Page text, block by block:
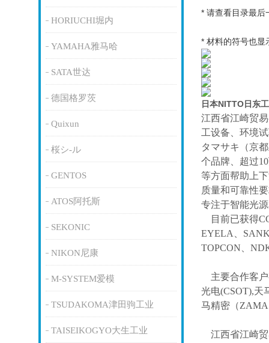
HORIUCHI堀内
YAMAHA雅马哈
SATA世达
德国格罗茨
Quixun
桜シ-ル
GENTOS
ATOS阿托斯
SEKONIC
NIKON尼康
M-SYSTEM爱模
TSUDAKOMA津田驹工业
TAISEIKOGYO大生工业
* 请查看目录最后
* 材料的符号也显
日本NITTO日东
江西省江崎贸
工设备、环境
タマサキ（京
个品牌、超过
等方面帮助上
质量和可靠性
专注于智能光
目前已获得
EYELA、
TOPCON、
主要合作客
光电(CSOT),天
马精密（
江西省江崎